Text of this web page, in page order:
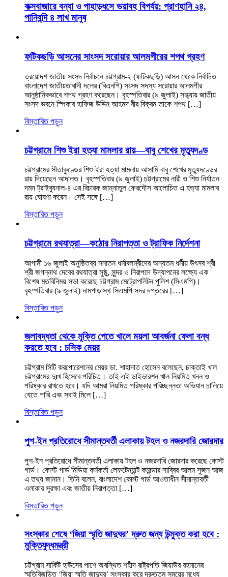
কক্সবাজারে বন্যা ও পাহাড়ধসে ভয়াবহ বিপর্যয়: প্রাণহানি ২৪,
পানিবন্দি ৪ লাখ মানুষ
ফটিকছড়ি আসনের সাংসদ সরোয়ার আলমগীরের শপথ গ্রহণ
ত্রয়োদশ জাতীয় সংসদ নির্বাচনে চট্টগ্রাম-২ (ফটিকছড়ি) আসন থেকে নির্বাচিত
বাংলাদেশ জাতীয়তাবাদী দলের (বিএনপি) সংসদ সদস্য সরোয়ার আলমগীর
আনুষ্ঠানিকভাবে শপথ গ্রহণ করেছেন। বৃহস্পতিবার (৯ জুলাই) সন্ধ্যায় জাতীয়
সংসদ ভবনে স্পিকার হাফিজ উদ্দিন আহমদ বীর বিক্রম তাকে শপথ […]
বিস্তারিত পড়ুন
চট্টগ্রামে শিশু ইরা হত্যা মামলার রায়—বাবু শেখের মৃত্যুদণ্ড
চট্টগ্রামের সীতাকুণ্ডের শিশু ইরা হত্যা মামলায় আসামি বাবু শেখের মৃত্যুদণ্ডের
রায় দিয়েছেন আদালত। বৃহস্পতিবার (৯ জুলাই) চট্টগ্রামের নারী ও শিশু নির্যাতন
দমন ট্রাইব্যুনাল-৪ এর বিচারক জান্নাতুল ফেরদৌস আলোচিত এ হত্যা মামলার
রায় ঘোষণা করেন। সেই সঙ্গে […]
বিস্তারিত পড়ুন
চট্টগ্রামে রথযাত্রা—কঠোর নিরাপত্তা ও ট্রাফিক নির্দেশনা
আগামী ১৬ জুলাই অনুষ্ঠিতব্য সনাতন ধর্মাবলম্বীদের অন্যতম ধর্মীয় উৎসব শ্রী
শ্রী জগন্নাথ দেবের রথযাত্রা সুষ্ঠু, সুন্দর ও নিরাপদে উদ্‌যাপনের লক্ষ্যে এক
বিশেষ মতবিনিময় সভা করেছে চট্টগ্রাম মেট্রোপলিটন পুলিশ (সিএমপি)।
বৃহস্পতিবার (৯ জুলাই) দামপাড়াস্থ সিএমপি সদর দপ্তরের […]
বিস্তারিত পড়ুন
জলাবদ্ধতা থেকে মুক্তি পেতে খালে ময়লা আবর্জনা ফেলা বন্ধ
করতে হবে : চসিক মেয়র
চট্টগ্রাম সিটি করপোরেশনের মেয়র ডা. শাহাদাত হোসেন বলেছেন, চাক্তাই খাল
চট্টগ্রামের দুঃখ হিসেবে পরিচিত। তাই এই ডাইভারশন খাল নিয়মিত খনন ও
পরিষ্কার রাখতে হবে। যদি আমরা নিয়মিত পরিষ্কার পরিচ্ছন্নতা অভিযান চালিয়ে
যেতে পারি এবং সবাই মিলে […]
বিস্তারিত পড়ুন
পুশ-ইন প্রতিরোধে সীমান্তবর্তী এলাকায় টহল ও নজরদারি জোরদার
পুশ-ইন প্রতিরোধে সীমান্তবর্তী এলাকায় টহল ও নজরদারি জোরদার করেছে কোস্ট
গার্ড। কোস্ট গার্ড মিডিয়া কর্মকর্তা লেফটেন্যান্ট কমান্ডার সাব্বির আলম সুজন আজ
এ তথ্য জানান। তিনি বলেন, বাংলাদেশ কোস্ট গার্ড আওতাধীন সীমান্তবর্তী
এলাকার সুরক্ষা এবং জাতীয় নিরাপত্তা […]
বিস্তারিত পড়ুন
সংস্কার শেষে ‘জিয়া স্মৃতি জাদুঘর’ দ্রুত জন্য উন্মুক্ত করা হবে :
মুক্তিযুদ্ধমন্ত্রী
চট্টগ্রাম সার্কিট হাউসের পাশে অবস্থিত শহীদ রাষ্ট্রপতি জিয়াউর রহমানের
স্মৃতিবিজড়িত ‘জিয়া স্মৃতি জাদুঘর’ সংস্কার করে দ্রুততম সময়ের মধ্যে